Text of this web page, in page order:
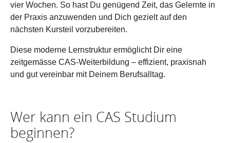
vier Wochen. So hast Du genügend Zeit, das Gelernte in
der Praxis anzuwenden und Dich gezielt auf den
nächsten Kursteil vorzubereiten.
Diese moderne Lernstruktur ermöglicht Dir eine
zeitgemässe CAS-Weiterbildung – effizient, praxisnah
und gut vereinbar mit Deinem Berufsalltag.
Wer kann ein CAS Studium
beginnen?